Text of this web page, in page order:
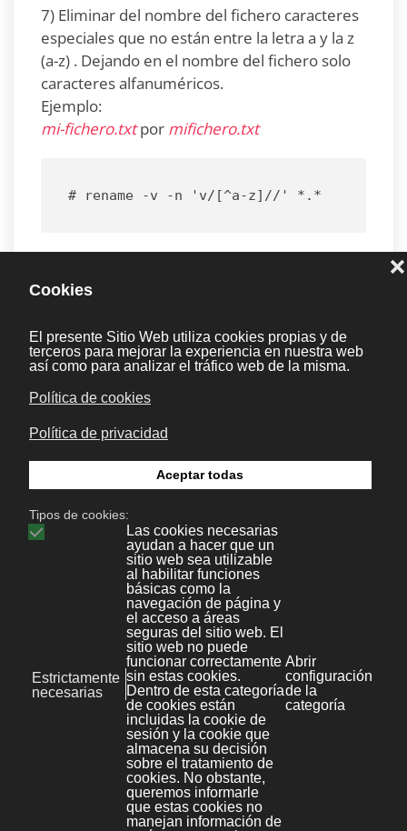
7) Eliminar del nombre del fichero caracteres
especiales que no están entre la letra a y la z
(a-z) . Dejando en el nombre del fichero solo
caracteres alfanuméricos.
Ejemplo:
mi-fichero.txtpor mifichero.txt
# rename -v -n 'v/[^a-z]//' *.*
varias veces:
mi-fichero-con-varios-caracteres.txtpor
mificheroconvarioscaracteres.txt
Lo ejecutaremos 4 veces.
Expresiones regulares:
A continuación dejo un listado explicando (en
inglés) las
expresiones regularesque se
pueden utilizar con este comando
matches the
beginning of the
line
$
matches the end
of the line
Matches any single
character
(character)*
match arbitrarily
many occurences
of (character)